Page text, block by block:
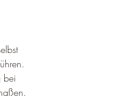
bei